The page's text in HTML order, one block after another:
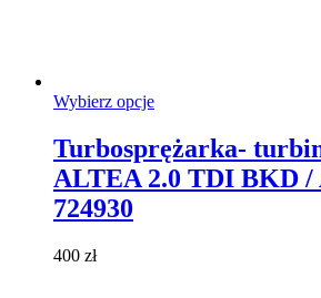
Wybierz opcjeTen
wiele
wariantów.
Turbosprężarka-
ALTEA 2.0 TDI BKD
724930
400 zł